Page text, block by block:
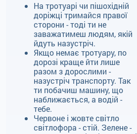
На тротуарі чи пішохідній
доріжці тримайся правої
сторони - тоді ти не
заважатимеш людям, якій
йдуть назустріч.
Якщо немає тротуару, по
дорозі краще йти лише
разом з дорослими -
назустріч транспорту. Так
ти побачиш машину, що
наближається, а водій -
тебе.
Червоне і жовте світло
світлофора - стій. Зелене -